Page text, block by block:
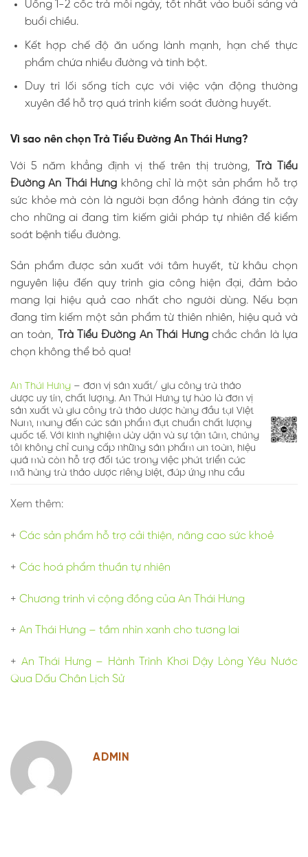
Uống 1-2 cốc trà mỗi ngày, tốt nhất vào buổi sáng và
buổi chiều.
Kết hợp chế độ ăn uống lành mạnh, hạn chế thực
phẩm chứa nhiều đường và tinh bột.
Duy trì lối sống tích cực với việc vận động thường
xuyên để hỗ trợ quá trình kiểm soát đường huyết.
Vì sao nên chọn Trà Tiểu Đường An Thái Hưng?
Với 5 năm khẳng định vị thế trên thị trường,
Trà Tiểu
Đường An Thái Hưng không chỉ là một sản phẩm hỗ trợ
sức khỏe mà còn là người bạn đồng hành đáng tin cậy
cho những ai đang tìm kiếm giải pháp tự nhiên để kiểm
soát bệnh tiểu đường.
Sản phẩm được sản xuất với tâm huyết, từ khâu chọn
nguyên liệu đến quy trình gia công hiện đại, đảm bảo
mang lại hiệu quả cao nhất cho người dùng. Nếu bạn
đang tìm kiếm một sản phẩm từ thiên nhiên, hiệu quả và
an toàn,
Trà Tiểu Đường An Thái Hưngchắc chắn là lựa
chọn không thể bỏ qua!
An Thái Hưng – đơn vị sản xuất/ gia công trà thảo
dược uy tín, chất lượng. An Thái Hưng tự hào là đơn vị
sản xuất và gia công trà thảo dược hàng đầu tại Việt
Nam, mang đến các sản phẩm đạt chuẩn chất lượng
quốc tế. Với kinh nghiệm dày dặn và sự tận tâm, chúng
tôi không chỉ cung cấp những sản phẩm an toàn, hiệu
quả mà còn hỗ trợ đối tác trong việc phát triển các
mã hàng trà thảo dược riêng biệt, đáp ứng nhu cầu
Xem thêm:
+ Các sản phẩm hỗ trợ cải thiện, nâng cao sức khoẻ
+ Các hoá phẩm thuần tự nhiên
+ Chương trình vì cộng đồng của An Thái Hưng
+ An Thái Hưng – tầm nhìn xanh cho tương lai
+ An Thái Hưng – Hành Trình Khơi Dậy Lòng Yêu Nước
Qua Dấu Chân Lịch Sử
ADMIN